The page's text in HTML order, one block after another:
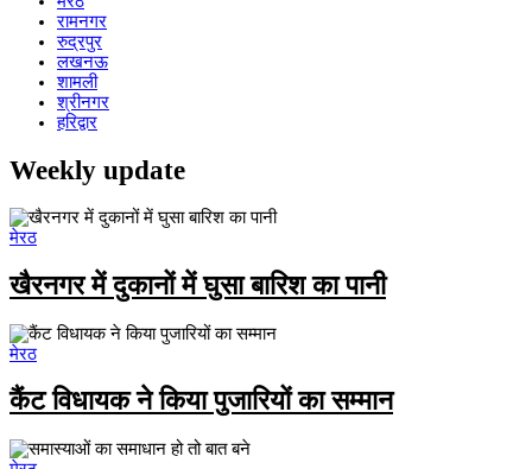
रामनगर
रुद्रपुर
लखनऊ
शामली
श्रीनगर
हरिद्वार
Weekly update
मेरठ
खैरनगर में दुकानों में घुसा बारिश का पानी
मेरठ
कैंट विधायक ने किया पुजारियों का सम्मान